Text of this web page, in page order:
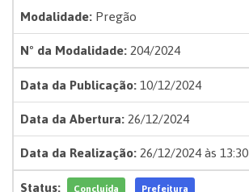
Modalidade:Pregão
Nº da Modalidade:204/2024
Data da Publicação:10/12/2024
Data da Abertura:26/12/2024
Data da Realização:26/12/2024 às 13:30